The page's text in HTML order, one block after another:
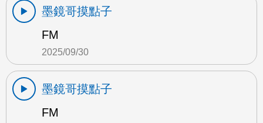
墨鏡哥摸點子
FM
2025/09/30
墨鏡哥摸點子
FM